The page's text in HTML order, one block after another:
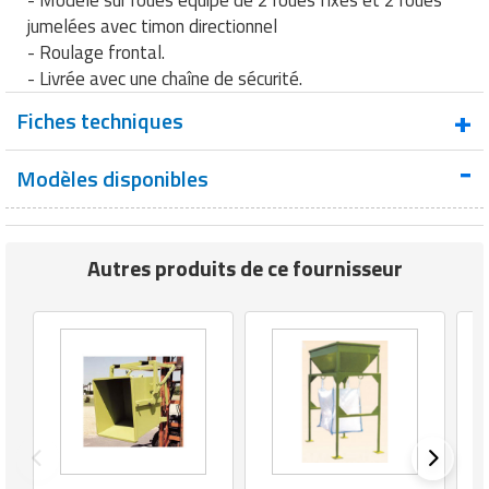
jumelées avec timon directionnel
- Roulage frontal.
- Livrée avec une chaîne de sécurité.
Fiches techniques
Fiche technique benne automatique
Modèles disponibles
Autres produits de ce fournisseur